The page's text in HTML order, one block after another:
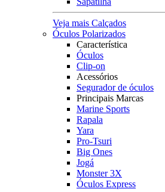
Veja mais Calçados
Óculos Polarizados
Característica
Óculos
Clip-on
Acessórios
Segurador de óculos
Principais Marcas
Marine Sports
Rapala
Yara
Pro-Tsuri
Big Ones
Jogá
Monster 3X
Óculos Express